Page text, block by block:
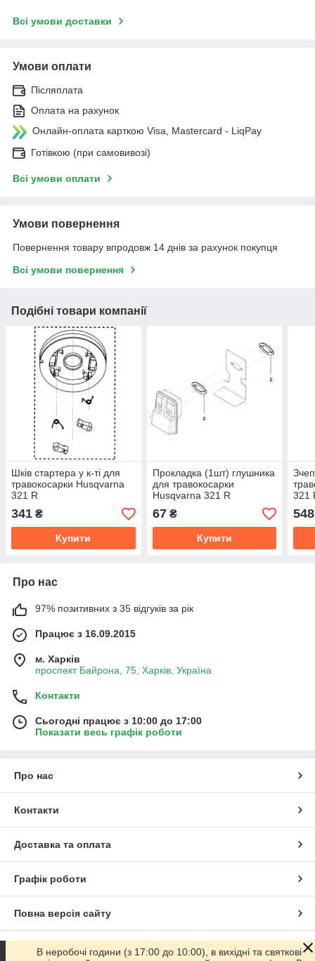
Всі умови доставки
Умови оплати
Післяплата
Оплата на рахунок
Онлайн-оплата карткою Visa, Mastercard - LiqPay
Готівкою (при самовивозі)
Всі умови оплати
Умови повернення
Повернення товару впродовж 14 днів за рахунок покупця
Всі умови повернення
Подібні товари компанії
Шків стартера у к-ті для
травокосарки Husqvarna
321 R
341 ₴
Купити
Прокладка (1шт) глушника
для травокосарки
Husqvarna 321 R
67₴
Купити
321
548
Про нас
97% позитивних з 35 відгуків за рік
Працює з 16.09.2015
м. Харків
проспект Байрона, 75, Харків, Україна
Контакти
Сьогодні працює з 10:00 до 17:00
Показати весь графік роботи
Про нас
Контакти
Доставка та оплата
Графік роботи
Повна версія сайту
Сайт створено на маркетплейсі Prom.ua
В неробочі години (з 17:00 до 10:00), в вихідні та святкові